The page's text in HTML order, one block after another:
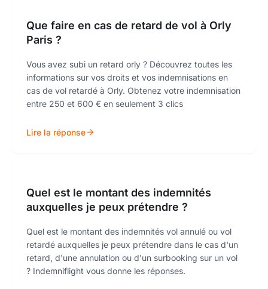
Que faire en cas de retard de vol à Orly
Paris ?
Vous avez subi un retard orly ? Découvrez toutes les
informations sur vos droits et vos indemnisations en
cas de vol retardé à Orly. Obtenez votre indemnisation
entre 250 et 600 € en seulement 3 clics
Lire la réponse
Quel est le montant des indemnités
auxquelles je peux prétendre ?
Quel est le montant des indemnités vol annulé ou vol
retardé auxquelles je peux prétendre dans le cas d'un
retard, d'une annulation ou d'un surbooking sur un vol
? Indemniflight vous donne les réponses.